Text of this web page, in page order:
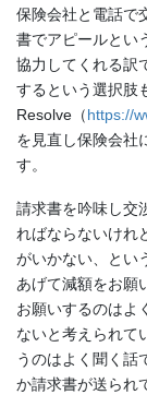
保険会社と電話で
書でアピールとい
協力してくれる訳
するという選択肢
Resolve（https://
を見直し保険会社
す。
請求書を吟味し交
ればならないけれ
がいかない、とい
あげて減額をお願
お願いするのはよ
ないと考えられて
うのはよく聞く話
か請求書が送られ